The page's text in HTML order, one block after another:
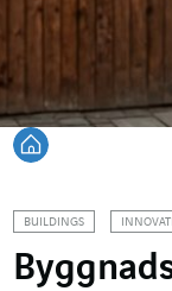
Tillbaka
BUILDINGS